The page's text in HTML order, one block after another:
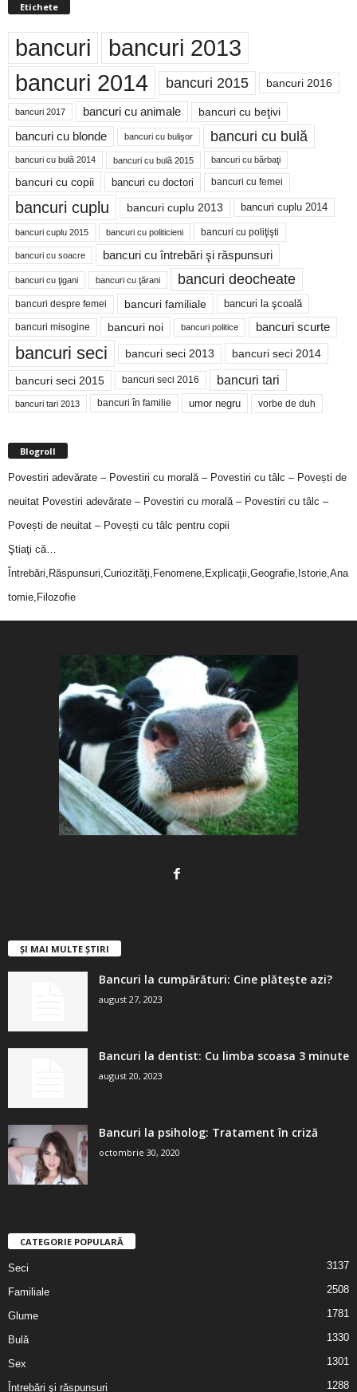
Etichete
bancuri bancuri 2013
bancuri 2014 bancuri 2015 bancuri 2016
bancuri 2017 bancuri cu animale bancuri cu beţivi
bancuri cu blonde bancuri cu bulişor bancuri cu bulă
bancuri cu bulă 2014 bancuri cu bulă 2015 bancuri cu bărbaţi
bancuri cu copii bancuri cu doctori bancuri cu femei
bancuri cuplu bancuri cuplu 2013 bancuri cuplu 2014
bancuri cuplu 2015 bancuri cu politicieni bancuri cu poliţişti
bancuri cu soacre bancuri cu întrebări şi răspunsuri
bancuri cu ţigani bancuri cu ţărani bancuri deocheate
bancuri despre femei bancuri familiale bancuri la şcoală
bancuri misogine bancuri noi bancuri politice bancuri scurte
bancuri seci bancuri seci 2013 bancuri seci 2014
bancuri seci 2015 bancuri seci 2016 bancuri tari
bancuri tari 2013 bancuri în familie umor negru vorbe de duh
Blogroll
Povestiri adevărate – Povestiri cu morală – Povestiri cu tâlc – Povești de
neuitat Povestiri adevărate – Povestiri cu morală – Povestiri cu tâlc –
Povești de neuitat – Povești cu tâlc pentru copii
Ştiaţi că…
Întrebări,Răspunsuri,Curiozităţi,Fenomene,Explicaţii,Geografie,Istorie,Ana
tomie,Filozofie
ȘI MAI MULTE ȘTIRI
Bancuri la cumpărături: Cine plătește azi?
august 27, 2023
Bancuri la dentist: Cu limba scoasa 3 minute
august 20, 2023
Bancuri la psiholog: Tratament în criză
octombrie 30, 2020
CATEGORIE POPULARĂ
Seci 3137
Familiale 2508
Glume 1781
Bulă 1330
Sex 1301
Întrebări şi răspunsuri 1288